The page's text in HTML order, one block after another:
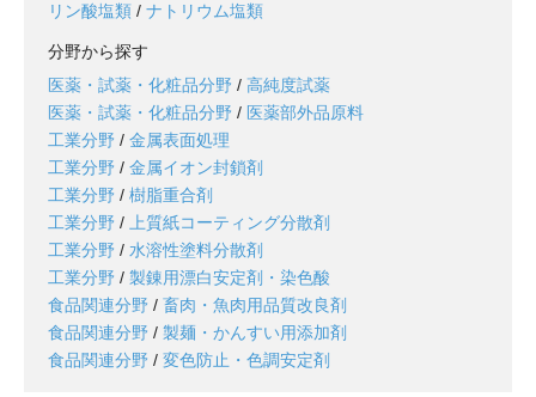
リン酸塩類 / ナトリウム塩類
分野から探す
医薬・試薬・化粧品分野 / 高純度試薬
医薬・試薬・化粧品分野 / 医薬部外品原料
工業分野 / 金属表面処理
工業分野 / 金属イオン封鎖剤
工業分野 / 樹脂重合剤
工業分野 / 上質紙コーティング分散剤
工業分野 / 水溶性塗料分散剤
工業分野 / 製錬用漂白安定剤・染色酸
食品関連分野 / 畜肉・魚肉用品質改良剤
食品関連分野 / 製麺・かんすい用添加剤
食品関連分野 / 変色防止・色調安定剤